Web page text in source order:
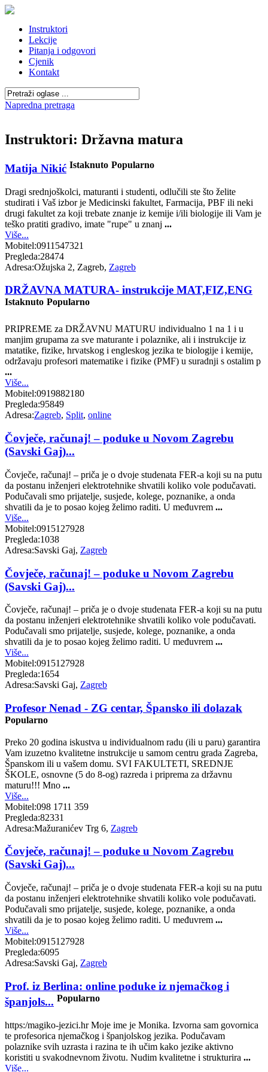
Instruktori
Lekcije
Pitanja i odgovori
Cjenik
Kontakt
Napredna pretraga
Instruktori: Državna matura
Matija Nikić Istaknuto Popularno
Dragi srednjoškolci, maturanti i studenti, odlučili ste što želite
studirati i Vaš izbor je Medicinski fakultet, Farmacija, PBF ili neki
drugi fakultet za koji trebate znanje iz kemije i/ili biologije ili Vam je
teško pratiti gradivo, imate "rupe" u znanj ...
Više...
Mobitel:0911547321
Pregleda:28474
Adresa:Ožujska 2, Zagreb, Zagreb
DRŽAVNA MATURA- instrukcije MAT,FIZ,ENG
Istaknuto Popularno
PRIPREME za DRŽAVNU MATURU individualno 1 na 1 i u
manjim grupama za sve maturante i polaznike, ali i instrukcije iz
matatike, fizike, hrvatskog i engleskog jezika te biologije i kemije,
održavaju profesori matematike i fizike (PMF) u suradnji s ostalim p
...
Više...
Mobitel:0919882180
Pregleda:95849
Adresa:Zagreb, Split, online
Čovječe, računaj! – poduke u Novom Zagrebu
(Savski Gaj)...
Čovječe, računaj! – priča je o dvoje studenata FER-a koji su na putu
da postanu inženjeri elektrotehnike shvatili koliko vole podučavati.
Podučavali smo prijatelje, susjede, kolege, poznanike, a onda
shvatili da je to posao kojeg želimo raditi. U međuvrem ...
Više...
Mobitel:0915127928
Pregleda:1038
Adresa:Savski Gaj, Zagreb
Čovječe, računaj! – poduke u Novom Zagrebu
(Savski Gaj)...
Čovječe, računaj! – priča je o dvoje studenata FER-a koji su na putu
da postanu inženjeri elektrotehnike shvatili koliko vole podučavati.
Podučavali smo prijatelje, susjede, kolege, poznanike, a onda
shvatili da je to posao kojeg želimo raditi. U međuvrem ...
Više...
Mobitel:0915127928
Pregleda:1654
Adresa:Savski Gaj, Zagreb
Profesor Nenad - ZG centar, Špansko ili dolazak
Popularno
Preko 20 godina iskustva u individualnom radu (ili u paru) garantira
Vam izuzetno kvalitetne instrukcije u samom centru grada Zagreba,
Španskom ili u vašem domu. SVI FAKULTETI, SREDNJE
ŠKOLE, osnovne (5 do 8-og) razreda i priprema za državnu
maturu!!! Mno ...
Više...
Mobitel:098 1711 359
Pregleda:82331
Adresa:Mažuranićev Trg 6, Zagreb
Čovječe, računaj! – poduke u Novom Zagrebu
(Savski Gaj)...
Čovječe, računaj! – priča je o dvoje studenata FER-a koji su na putu
da postanu inženjeri elektrotehnike shvatili koliko vole podučavati.
Podučavali smo prijatelje, susjede, kolege, poznanike, a onda
shvatili da je to posao kojeg želimo raditi. U međuvrem ...
Više...
Mobitel:0915127928
Pregleda:6095
Adresa:Savski Gaj, Zagreb
Prof. iz Berlina: online poduke iz njemačkog i
španjols... Popularno
https:/magiko-jezici.hr Moje ime je Monika. Izvorna sam govornica
te profesorica njemačkog i španjolskog jezika. Podučavam
polaznike svih uzrasta i razina te ih učim kako jezike aktivno
koristiti u svakodnevnom životu. Nudim kvalitetne i strukturira ...
Više...